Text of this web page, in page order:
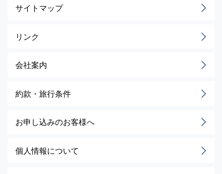
サイトマップ
リンク
会社案内
約款・旅行条件
お申し込みのお客様へ
個人情報について